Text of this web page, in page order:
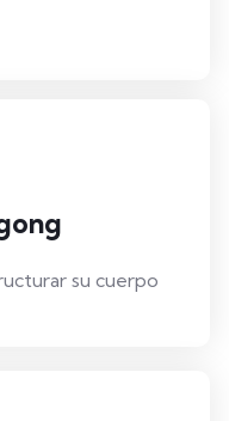
su cuerpo